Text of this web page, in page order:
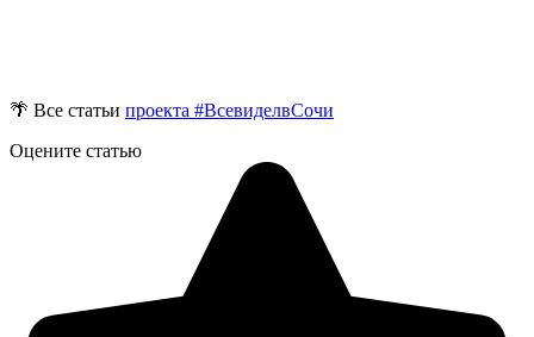
🌴 Все статьи проекта #ВсевиделвСочи
Оцените статью